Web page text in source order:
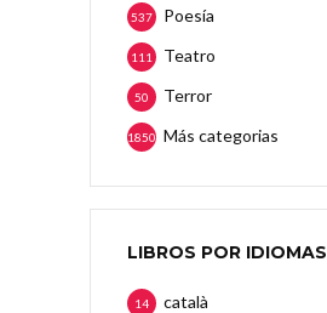
Poesía
537
Teatro
111
Terror
50
Más categorias
1850
LIBROS POR IDIOMAS
català
14